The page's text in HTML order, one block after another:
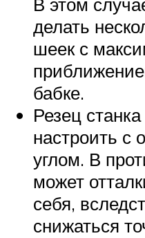
делать
шеек с
бабке.
Резец
настроить с
углом. В
может
себя,
снижаться